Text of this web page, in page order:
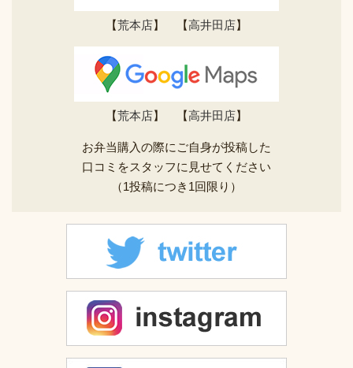
【荒本店】 【高井田店】
【荒本店】 【高井田店】
お弁当購入の際にご自身が投稿した
口コミをスタッフに見せてください
（1投稿につき1回限り）